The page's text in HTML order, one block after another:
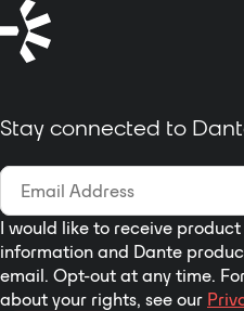
Stay connected to
I would like to receive
information and Dante
email. Opt-out at any time.
about your rights, see our